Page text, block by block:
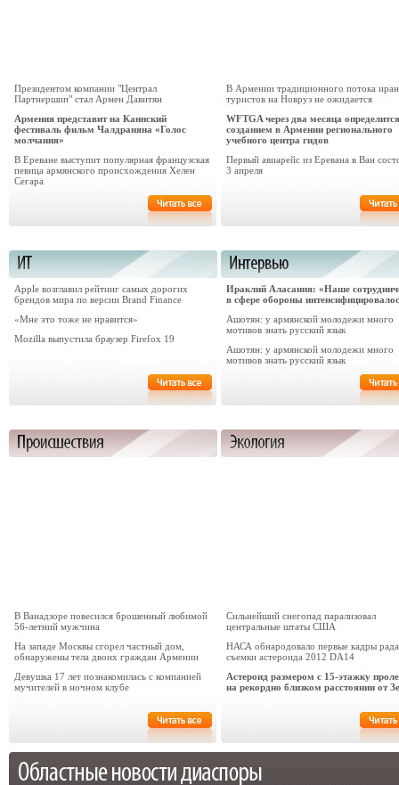
Президентом компании "Централ
Партнершип" стал Армен Давитян
Армения представит на Каннский
фестиваль фильм Чалдраняна «Голос
молчания»
В Ереване выступит популярная французская
певица армянского происхождения Хелен
Сегара
В Армении традиционного потока
туристов на Новруз не ожидается
WFTGA через два месяца
созданием в Армении регионального
учебного центра гидов
Первый авиарейс из Еревана в Ван
3 апреля
Apple возглавил рейтинг самых дорогих
брендов мира по версии Brand Finance
«Мне это тоже не нравится»
Mozilla выпустила браузер Firefox 19
Ираклий Аласания: «Наше
в сфере обороны
Ашотян: у армянской молодежи много
мотивов знать русский язык
Ашотян: у армянской молодежи много
мотивов знать русский язык
В Ванадзоре повесился брошенный любимой
56-летний мужчина
На западе Москвы сгорел частный дом,
обнаружены тела двоих граждан Армении
Девушка 17 лет познакомилась с компанией
мучителей в ночном клубе
Сильнейший снегопад парализовал
центральные штаты США
НАСА обнародовало первые кадры
съемки астероида 2012 DA14
Астероид размером с 15-этажку
на рекордно близком расстоянии от